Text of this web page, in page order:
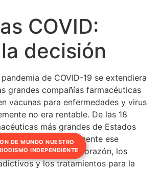
más grandes de Estados
abandonado totalmente ese
para el corazón, los
y los tratamientos para la
de las infecciones hospitalarias, las
y los asesinos tropicales
vacuna universal contra la gripe, es
que se dirija a las partes inmutables
la superficie del virus, ha sido una
décadas, pero nunca se consideró
rentable como para ser una
años nos ponen vacunas que son
DE MUNDO NUESTRO
INDEPENDIENTE